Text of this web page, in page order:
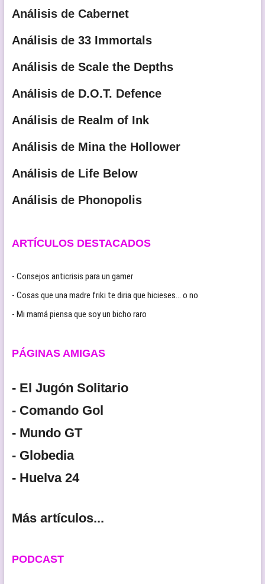
Análisis de Cabernet
Análisis de 33 Immortals
Análisis de Scale the Depths
Análisis de D.O.T. Defence
Análisis de Realm of Ink
Análisis de Mina the Hollower
Análisis de Life Below
Análisis de Phonopolis
ARTÍCULOS DESTACADOS
- Consejos anticrisis para un gamer
- Cosas que una madre friki te diria que hicieses… o no
- Mi mamá piensa que soy un bicho raro
PÁGINAS AMIGAS
- El Jugón Solitario
- Comando Gol
- Mundo GT
- Globedia
- Huelva 24
Más artículos...
PODCAST